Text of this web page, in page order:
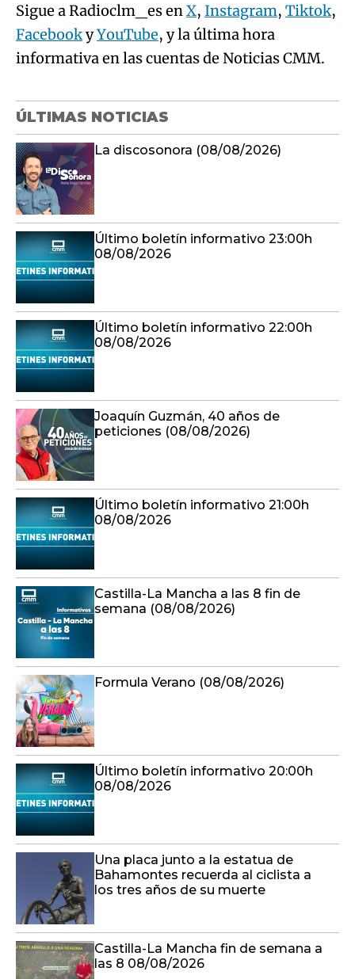
Sigue a Radioclm_es enX, Instagram, Tiktok,
FacebookyYouTube, y la última hora
informativa en las cuentas de Noticias CMM.
ÚLTIMAS NOTICIAS
La discosonora (08/08/2026)
Último boletín informativo 23:00h
08/08/2026
Último boletín informativo 22:00h
08/08/2026
Joaquín Guzmán, 40 años de
peticiones (08/08/2026)
Último boletín informativo 21:00h
08/08/2026
Castilla-La Mancha a las 8 fin de
semana (08/08/2026)
Formula Verano (08/08/2026)
Último boletín informativo 20:00h
08/08/2026
Una placa junto a la estatua de
Bahamontes recuerda al ciclista a
los tres años de su muerte
Castilla-La Mancha fin de semana a
las 8 08/08/2026